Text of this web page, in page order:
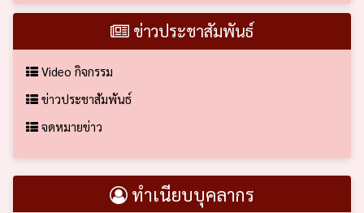
ข่าวประชาสัมพันธ์
Video กิจกรรม
ข่าวประชาสัมพันธ์
จดหมายข่าว
ทำเนียบบุคลากร